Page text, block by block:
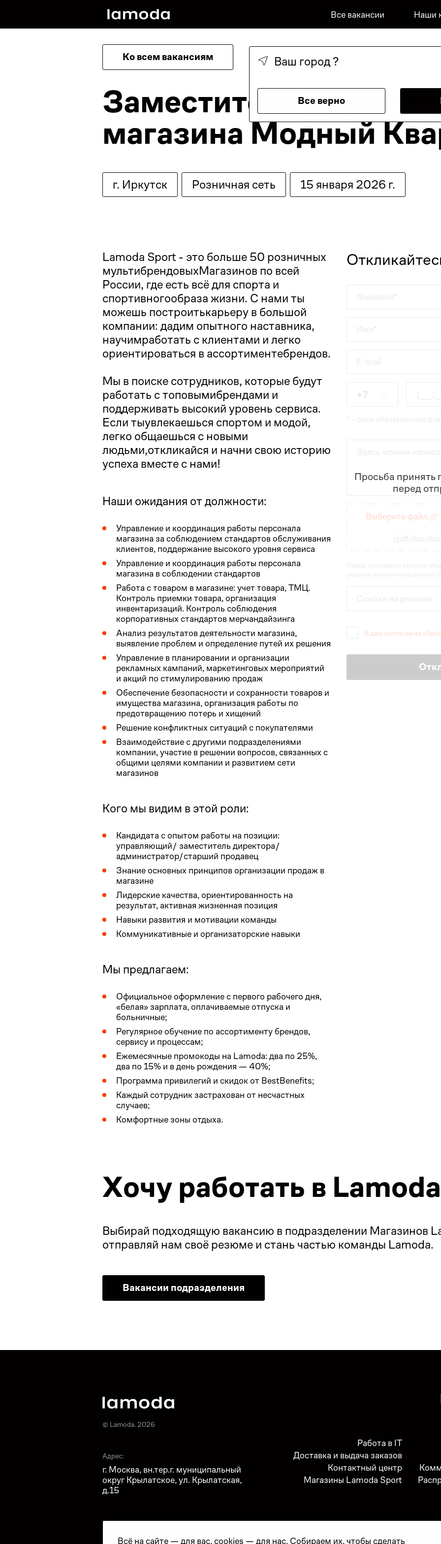
Все вакансии Наши
Ваш город?
Все верно
Ко всем вакансиям
Заместитель
магазина Модный
г. Иркутск Розничная сеть 15 января 2026 г.
Lamoda Sport - это больше 50 розничных
мультибрендовыхМагазинов по всей
России, где есть всё для спорта и
спортивногообраза жизни. С нами ты
можешь построитькарьеру в большой
компании: дадим опытного наставника,
научимработать с клиентами и легко
ориентироваться в ассортиментебрендов.
Мы в поиске сотрудников, которые будут
работать с топовымибрендами и
поддерживать высокий уровень сервиса.
Если тыувлекаешься спортом и модой,
легко общаешься с новыми
людьми,откликайся и начни свою историю
успеха вместе с нами!
Наши ожидания от должности:
Управление и координация работы персонала
магазина за соблюдением стандартов обслуживания
клиентов, поддержание высокого уровня сервиса
Управление и координация работы персонала
магазина в соблюдении стандартов
Работа с товаром в магазине: учет товара, ТМЦ.
Контроль приемки товара, организация
инвентаризаций. Контроль соблюдения
корпоративных стандартов мерчандайзинга
Анализ результатов деятельности магазина,
выявление проблем и определение путей их решения
Управление в планировании и организации
рекламных кампаний, маркетинговых мероприятий
и акций по стимулированию продаж
Обеспечение безопасности и сохранности товаров и
имущества магазина, организация работы по
предотвращению потерь и хищений
Решение конфликтных ситуаций с покупателями
Взаимодействие с другими подразделениями
компании, участие в решении вопросов, связанных с
общими целями компании и развитием сети
магазинов
Кого мы видим в этой роли:
Кандидата с опытом работы на позиции:
управляющий/ заместитель директора/
администратор/старший продавец
Знание основных принципов организации продаж в
магазине
Лидерские качества, ориентированность на
результат, активная жизненная позиция
Навыки развития и мотивации команды
Коммуникативные и организаторские навыки
Мы предлагаем:
Официальное оформление с первого рабочего дня,
«белая» зарплата, оплачиваемые отпуска и
больничные;
Регулярное обучение по ассортименту брендов,
сервису и процессам;
Ежемесячные промокоды на Lamoda: два по 25%,
два по 15% и в день рождения — 40%;
Программа привилегий и скидок от BestBenefits;
Каждый сотрудник застрахован от несчастных
случаев;
Комфортные зоны отдыха.
+7
*
Выберите файл
Я даю согласие на
Просьба принять
перед
Хочу работать в
Выбирай подходящую вакансию в подразделении Магазинов
отправляй нам своё резюме и стань частью команды Lamoda.
Вакансии подразделения
Всё на сайте — для вас, cookies — для нас. Собираем их, чтобы сделать
© Lamoda. 2026
Адрес:
г. Москва, вн.тер.г. муниципальный
округ Крылатское, ул. Крылатская,
д.15
Работа в IT
Доставка и выдача заказов
Контактный центр
Магазины Lamoda Sport